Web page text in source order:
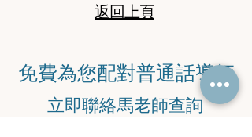
返回上頁
​免費為您配對普通話導師
​立即聯絡馬老師查詢